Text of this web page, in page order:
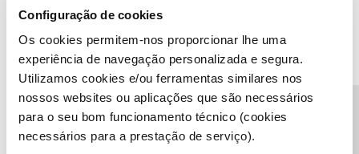
Configuração de cookies
Os cookies permitem-nos proporcionar lhe uma
experiência de navegação personalizada e segura.
Utilizamos cookies e/ou ferramentas similares nos
nossos websites ou aplicações que são necessários
para o seu bom funcionamento técnico (cookies
necessários para a prestação de serviço).
1 pessoa gostou
Forum|Forum|6 years ago
Bem-vindo ao Fórum NOS, @João A. Catarino.